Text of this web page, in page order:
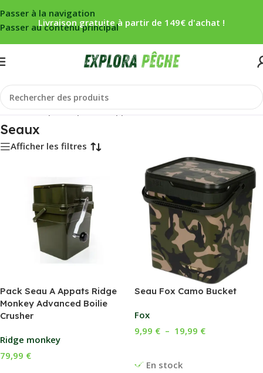
Passer à la navigation
Passer au contenu principal
Livraison gratuite à partir de 149€ d'achat !
Accueil/Carpe/Propulsion appâts/Seaux
Seaux
Afficher les filtres
Pack Seau A Appats Ridge
Monkey Advanced Boilie
Crusher
Ridge monkey
79,99 €
Seau Fox Camo Bucket
Fox
En stock
9,99 € – 19,99 €